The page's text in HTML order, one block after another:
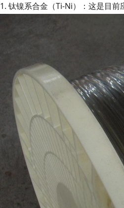
1. 钛镍系合金（Ti-Ni）：这是目